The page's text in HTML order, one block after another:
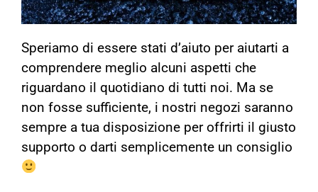
Speriamo di essere stati d’aiuto per aiutarti a
comprendere meglio alcuni aspetti che
riguardano il quotidiano di tutti noi. Ma se
non fosse sufficiente, i nostri negozi saranno
sempre a tua disposizione per offrirti il giusto
supporto o darti semplicemente un consiglio